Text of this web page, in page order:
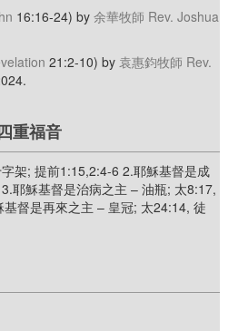
16:16-24) by 余華牧師 Rev. Joshua
21:2-10) by 袁惠鈞牧師 Rev.
.
重福音
架; 提前1:15,2:4-6 2.耶穌基督是成
耶穌基督是治病之主 – 油瓶; 太8:17,
督是再來之主 – 皇冠; 太24:14, 徒